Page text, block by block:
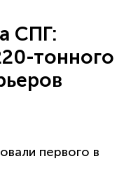
СПГ:
тонного
первого в